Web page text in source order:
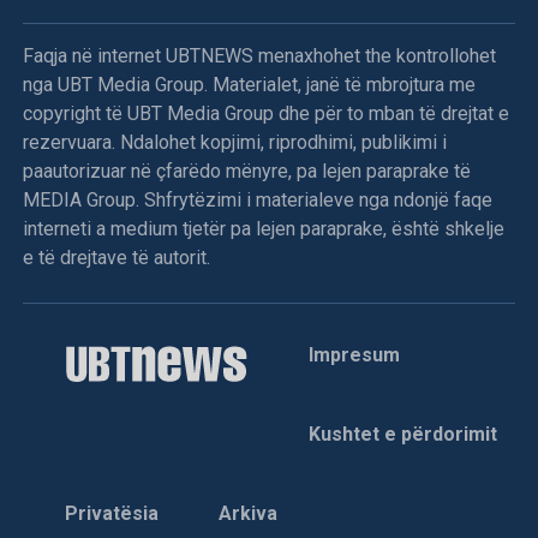
mundesh, nëse punon fort, e do atë që bën dhe e bën me
pasion. Sigurisht, nuk kemi buxhete të mëdha, por kemi
histori të mëdha dhe zemra të mëdha. Prandaj besoj se
është e mundur. Këta filma, jo vetëm ‘Dua’ dhe ‘Hive’, por
edhe shumë filma të tjerë, po frymëzojnë njerëzit dhe
kineastët që jetojnë këtu”.
“Dua” e nisi furishëm rrugëtimin me premierë botërore në
edicionin e 79-të të Festivalit të Filmit në Cannes, në majin
e sivjetmë. Historia e sinqertë, e përshkruar me sytë dhe
kaluar, do të arrinte të merrte vëmendje tek mori çmimin
“SACD”. Është çmimi për skenar që ndahet nga seksioni
Faqja në internet UBTNEWS menaxhohet the kontrollohet
nga UBT Media Group. Materialet, janë të mbrojtura me
copyright të UBT Media Group dhe për to mban të drejtat e
rezervuara. Ndalohet kopjimi, riprodhimi, publikimi i
paautorizuar në çfarëdo mënyre, pa lejen paraprake të
MEDIA Group. Shfrytëzimi i materialeve nga ndonjë faqe
interneti a medium tjetër pa lejen paraprake, është shkelje
e të drejtave të autorit.
Impresum
Kushtet e përdorimit
Privatësia Arkiva